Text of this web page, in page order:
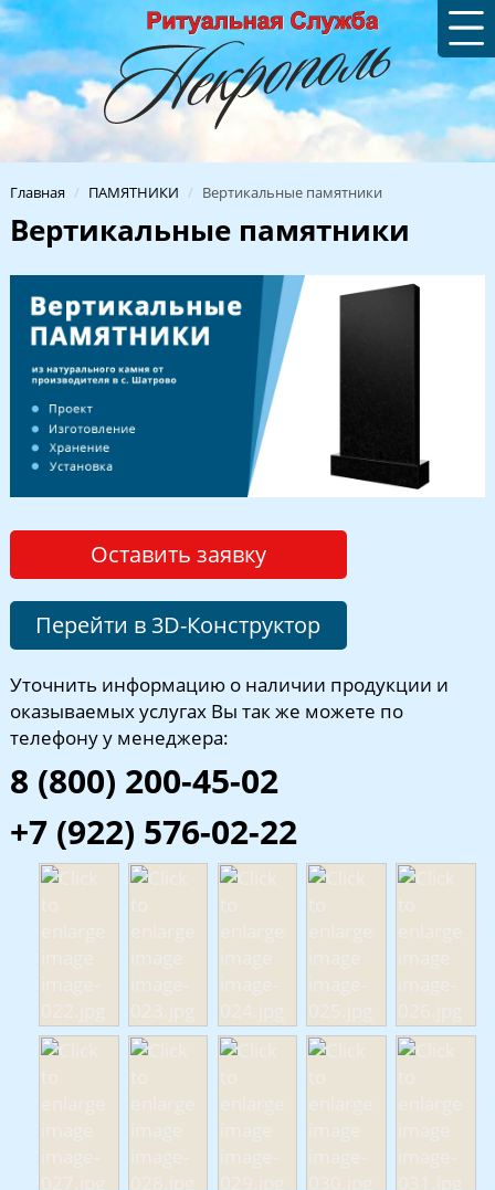
Главная / ПАМЯТНИКИ / Вертикальные памятники
Вертикальные памятники
Оставить заявку
Перейти в 3D-Конструктор
Уточнить информацию о наличии продукции и
оказываемых услугах Вы так же можете по
телефону у менеджера:
8 (800) 200-45-02
+7 (922) 576-02-22